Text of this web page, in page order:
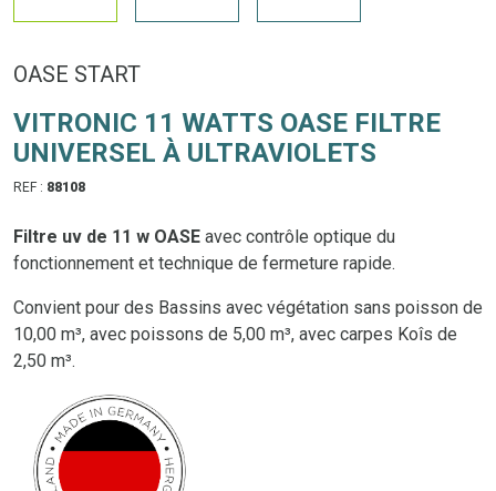
OASE START
VITRONIC 11 WATTS OASE FILTRE
UNIVERSEL À ULTRAVIOLETS
REF : 88108
Filtre uv de 11 w OASE avec contrôle optique du
fonctionnement et technique de fermeture rapide.
Convient pour des Bassins avec végétation sans poisson de
10,00 m³, avec poissons de 5,00 m³, avec carpes Koîs de
2,50 m³.